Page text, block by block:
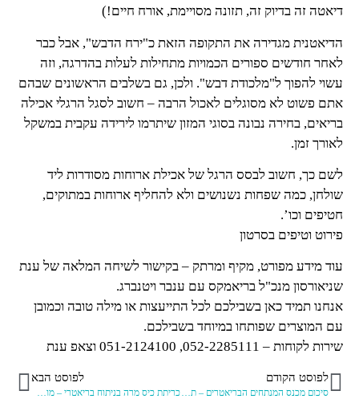
דיאטה זה בדיוק זה, תזונה מסויימת, אורח חיים!)
הדיאטנית מגדירה את התקופה הזאת כ"ירח הדבש", אבל כבר
לאחר חודשים ספורים הכמויות מתחילות לעלות בהדרגה, וזה
עשוי להפוך ל"מלכודת דבש". ולכן, גם בשלבים הראשונים שבהם
אתם פשוט לא מסוגלים לאכול הרבה – חשוב לסגל הרגלי אכילה
בריאים, בחירה נבונה בסוגי המזון שיתרמו לירידה עקבית במשקל
לאורך זמן.
לשם כך, חשוב לבסס הרגל של אכילת ארוחות מסודרות ליד
שולחן, כמה שפחות נשנושים ולא להחליף ארוחות במתוקים,
חטיפים וכו’.
פירוט וטיפים בסרטון
עוד מידע מפורט, מקיף ומרתק – בקישור לשיחה המלאה של ענת
שניאורסון מנכ"ל בריאמקס עם ענבר ויטנברג.
אנחנו תמיד כאן בשבילכם לכל התייעצות או מילה טובה וכמובן
עם המוצרים שפותחו במיוחד בשבילכם.
שירות לקוחות – 052-2285111, 051-2124100 וצאפ ענת
לפוסט הקודם
סיכום מכנס המנתחים הבריאטרים – תוצאות ארוכות טווח של ניתוחים בריאטרים 27.01.23 ביה"ח איכילוב
לפוסט הבא
כריתת כיס מרה בניתוח בריאטרי – מומלץ או לא?